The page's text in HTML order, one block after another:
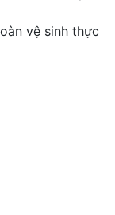
vệ sinh thực